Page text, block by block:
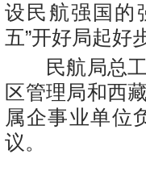
设民航强国的
五”开好局起好
民航局总工
区管理局和西
属企事业单位
议。